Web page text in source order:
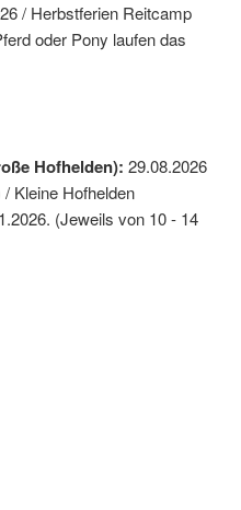
/ Herbstferien Reitcamp
oder Pony laufen das
Hofhelden): 29.08.2026
Kleine Hofhelden
(Jeweils von 10 - 14